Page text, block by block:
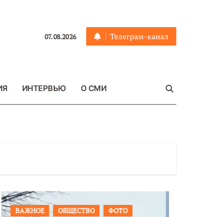
07.08.2026 Телеграм-канал
ИНТЕРВЬЮ О СМИ
ПРОИСШЕСТВИЯ ФОТО